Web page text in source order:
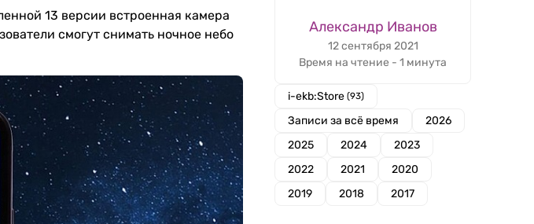
Александр Иванов
12 сентября 2021
Время на чтение - 1 минута
i-ekb:Store (93)
Записи за всё время
2026
2025
2024
2023
2022
2021
2020
2019
2018 2017
13 версии встроенная камера
смогут снимать ночное небо